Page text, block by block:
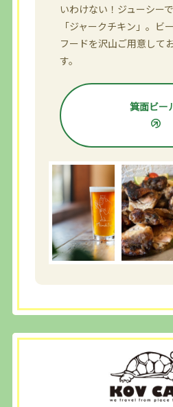
いわけない！ジューシー
「ジャークチキン」。ビ
フードを沢山ご用意して
す。
箕面ビー